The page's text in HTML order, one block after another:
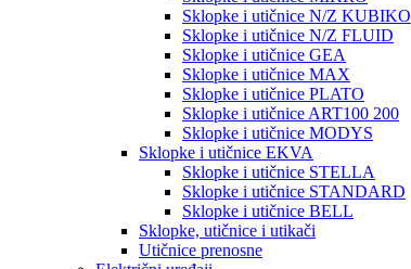
Sklopke i utičnice N/Z KUBIKO
Sklopke i utičnice N/Z FLUID
Sklopke i utičnice GEA
Sklopke i utičnice MAX
Sklopke i utičnice PLATO
Sklopke i utičnice ART100 200
Sklopke i utičnice MODYS
Sklopke i utičnice EKVA
Sklopke i utičnice STELLA
Sklopke i utičnice STANDARD
Sklopke i utičnice BELL
Sklopke, utičnice i utikači
Utičnice prenosne